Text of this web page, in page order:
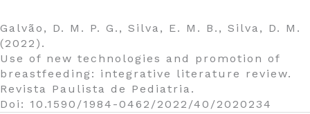
Galvão, D. M. P. G., Silva, E. M. B., Silva, D. M.
(2022).
Use of new technologies and promotion of
breastfeeding: integrative literature review.
Revista Paulista de Pediatria.
Doi: 10.1590/1984-0462/2022/40/2020234